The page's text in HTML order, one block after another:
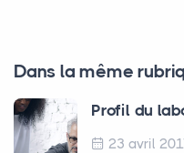
Dans la même
Profil du
23 avril